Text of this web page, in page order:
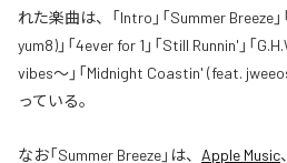
れた楽曲は、「Intro」「Summer Breeze
yum8)」「4ever for 1」「Still Runnin'」「
vibes〜」「Midnight Coastin' (feat.
っている。
なお「Summer Breeze」は、 Apple Music、